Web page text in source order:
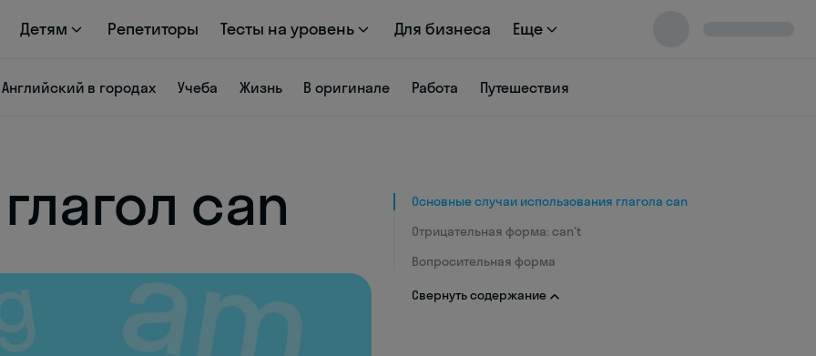
Детям Репетиторы Тесты на уровень Для бизнеса Еще
Английский в городах Учеба Жизнь В оригинале Работа Путешествия
can
Основные случаи использования глагола can
Отрицательная форма: can't
Вопросительная форма
Свернуть содержание